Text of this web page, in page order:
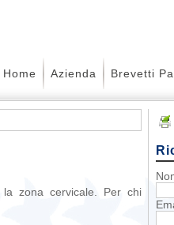
Home Azienda Brevetti
zona cervicale. Per chi